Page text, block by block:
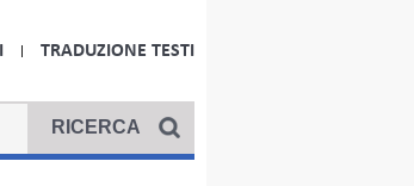
TRADUZIONE TESTI